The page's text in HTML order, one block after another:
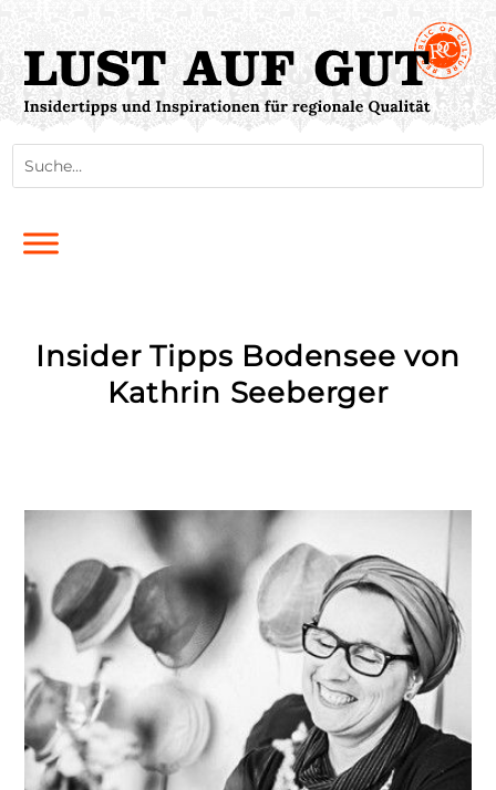
Insider Tipps Bodensee von
Kathrin Seeberger